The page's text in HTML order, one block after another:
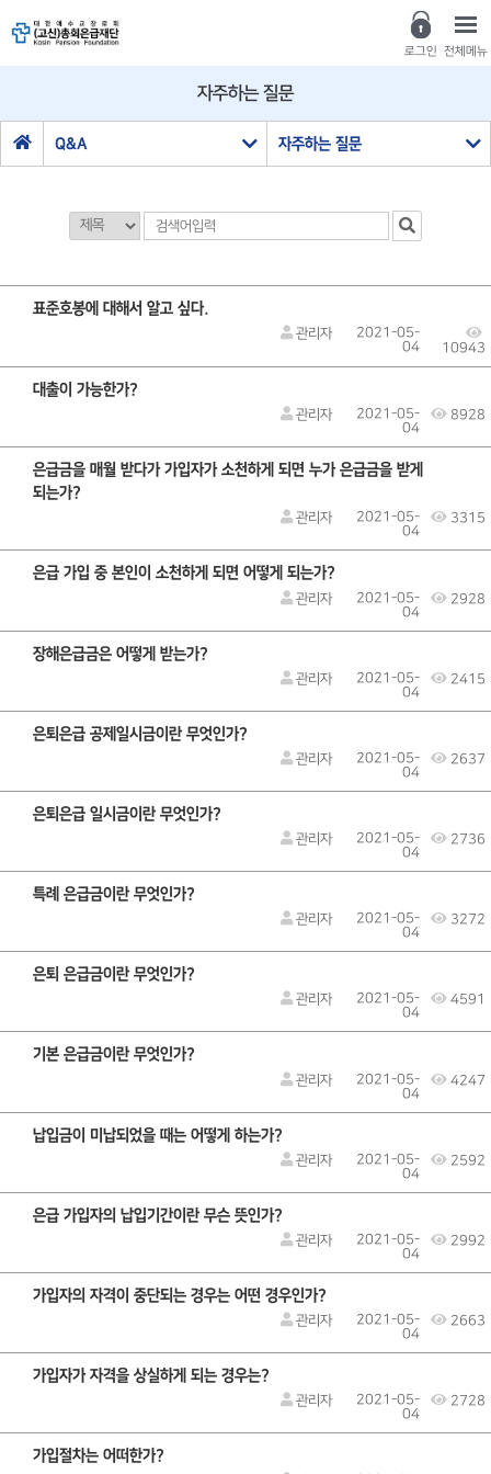
로그인 전체메뉴
자주하는 질문
Q&A 자주하는 질문
표준호봉에 대해서 알고 싶다.
관리자
2021-05-
04
10943
대출이 가능한가?
관리자
2021-05-
04
8928
은급금을 매월 받다가 가입자가 소천하게 되면 누가 은급금을 받게
되는가?
관리자
2021-05-
04
3315
은급 가입 중 본인이 소천하게 되면 어떻게 되는가?
관리자
2021-05-
04
2928
장해은급금은 어떻게 받는가?
관리자
2021-05-
04
2415
은퇴은급 공제일시금이란 무엇인가?
관리자
2021-05-
04
2637
은퇴은급 일시금이란 무엇인가?
관리자
2021-05-
04
2736
특례 은급금이란 무엇인가?
관리자
2021-05-
04
3272
은퇴 은급금이란 무엇인가?
관리자
2021-05-
04
4591
기본 은급금이란 무엇인가?
관리자
2021-05-
04
4247
납입금이 미납되었을 때는 어떻게 하는가?
관리자
2021-05-
04
2592
은급 가입자의 납입기간이란 무슨 뜻인가?
관리자
2021-05-
04
2992
가입자의 자격이 중단되는 경우는 어떤 경우인가?
관리자
2021-05-
04
2663
가입자가 자격을 상실하게 되는 경우는?
관리자
2021-05-
04
2728
가입절차는 어떠한가?